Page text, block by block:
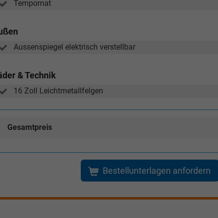
Tempomat
Aussenspiegel elektrisch verstellbar
& Technik
16 Zoll Leichtmetallfelgen
Gesamtpreis
Bestellunterlagen anfordern